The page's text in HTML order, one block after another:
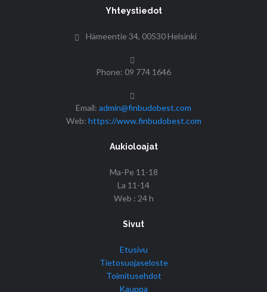
Yhteystiedot
Hämeentie 34, 00530 Helsinki
Phone: 09 774 1646
Email: admin@finbudobest.com
Web: https://www.finbudobest.com
Aukioloajat
Ma-Pe 11-18
La 11-14
Web : 24 h
Sivut
Etusivu
Tietosuojaseloste
Toimitusehdot
Kauppa